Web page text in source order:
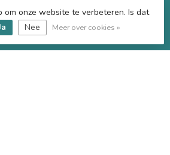
om onze website te verbeteren. Is dat
Nee Meer over cookies »